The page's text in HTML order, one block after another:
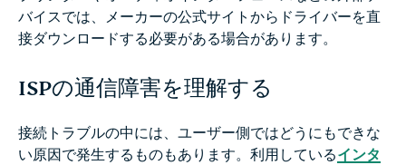
バイスでは、メーカーの公式サイトからドライバーを直
接ダウンロードする必要がある場合があります。
ISPの通信障害を理解する
接続トラブルの中には、ユーザー側ではどうにもできな
い原因で発生するものもあります。利用しているインタ